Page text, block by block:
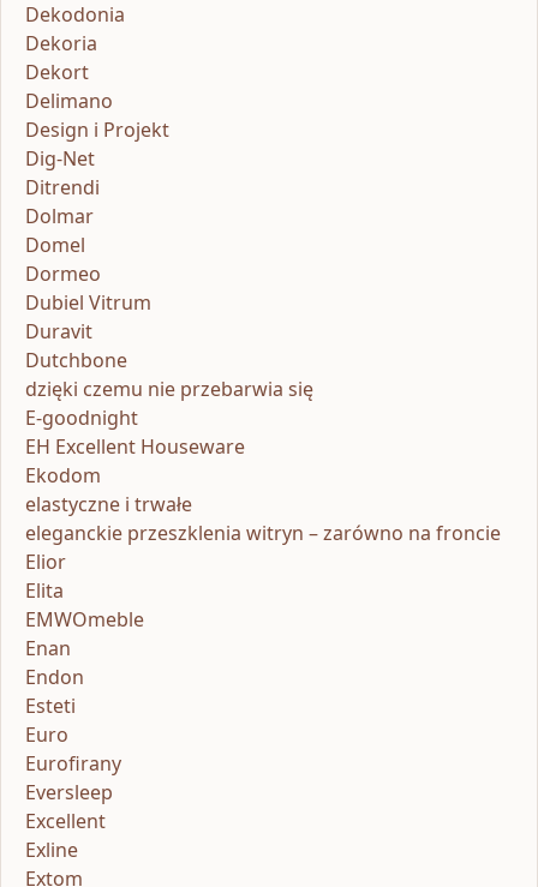
Dekodonia
Dekoria
Dekort
Delimano
Design i Projekt
Dig-Net
Ditrendi
Dolmar
Domel
Dormeo
Dubiel Vitrum
Duravit
Dutchbone
dzięki czemu nie przebarwia się
E-goodnight
EH Excellent Houseware
Ekodom
elastyczne i trwałe
eleganckie przeszklenia witryn – zarówno na froncie
Elior
Elita
EMWOmeble
Enan
Endon
Esteti
Euro
Eurofirany
Eversleep
Excellent
Exline
Extom